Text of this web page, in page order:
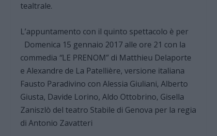
tealtrale.
L’appuntamento con il quinto spettacolo è per
Domenica 15 gennaio 2017 alle ore 21 con la
commedia “LE PRENOM” di Matthieu Delaporte
e Alexandre de La Patellière, versione italiana
Fausto Paradivino con Alessia Giuliani, Alberto
Giusta, Davide Lorino, Aldo Ottobrino, Gisella
Zaniszlò del teatro Stabile di Genova per la regia
di Antonio Zavatteri